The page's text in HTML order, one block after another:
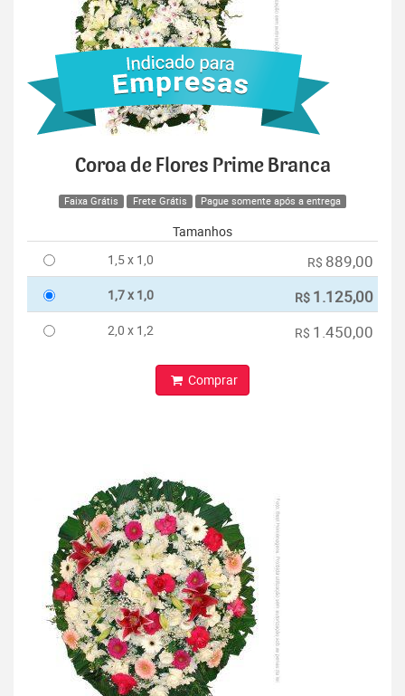
Coroa de Flores Prime Branca
Faixa Grátis Frete Grátis Pague somente após a entrega
Tamanhos
1,5 x 1,0
R$ 889,00
1,7 x 1,0 R$ 1.125,00
2,0 x 1,2 R$ 1.450,00
Comprar